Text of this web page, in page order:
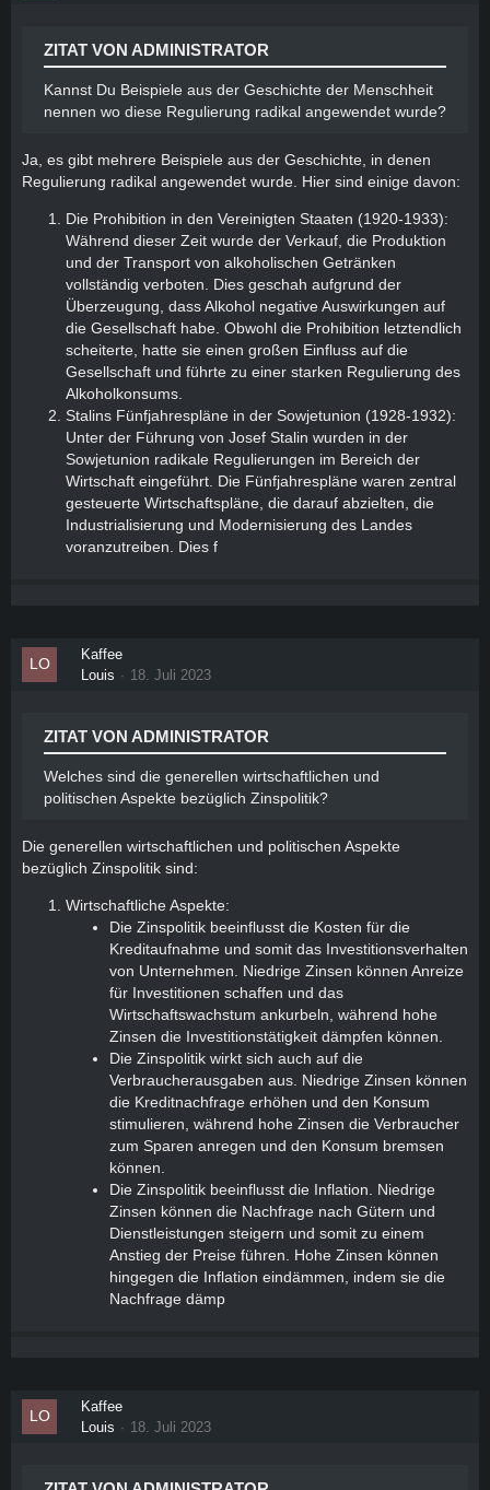
ZITAT VON ADMINISTRATOR
Kannst Du Beispiele aus der Geschichte der Menschheit
nennen wo diese Regulierung radikal angewendet wurde?
Ja, es gibt mehrere Beispiele aus der Geschichte, in denen
Regulierung radikal angewendet wurde. Hier sind einige davon:
Die Prohibition in den Vereinigten Staaten (1920-1933):
Während dieser Zeit wurde der Verkauf, die Produktion
und der Transport von alkoholischen Getränken
vollständig verboten. Dies geschah aufgrund der
Überzeugung, dass Alkohol negative Auswirkungen auf
die Gesellschaft habe. Obwohl die Prohibition letztendlich
scheiterte, hatte sie einen großen Einfluss auf die
Gesellschaft und führte zu einer starken Regulierung des
Alkoholkonsums.
Stalins Fünfjahrespläne in der Sowjetunion (1928-1932):
Unter der Führung von Josef Stalin wurden in der
Sowjetunion radikale Regulierungen im Bereich der
Wirtschaft eingeführt. Die Fünfjahrespläne waren zentral
gesteuerte Wirtschaftspläne, die darauf abzielten, die
Industrialisierung und Modernisierung des Landes
voranzutreiben. Dies f
Kaffee
Louis
18. Juli 2023
ZITAT VON ADMINISTRATOR
Welches sind die generellen wirtschaftlichen und
politischen Aspekte bezüglich Zinspolitik?
Die generellen wirtschaftlichen und politischen Aspekte
bezüglich Zinspolitik sind:
Wirtschaftliche Aspekte:
Die Zinspolitik beeinflusst die Kosten für die
Kreditaufnahme und somit das Investitionsverhalten
von Unternehmen. Niedrige Zinsen können Anreize
für Investitionen schaffen und das
Wirtschaftswachstum ankurbeln, während hohe
Zinsen die Investitionstätigkeit dämpfen können.
Die Zinspolitik wirkt sich auch auf die
Verbraucherausgaben aus. Niedrige Zinsen können
die Kreditnachfrage erhöhen und den Konsum
stimulieren, während hohe Zinsen die Verbraucher
zum Sparen anregen und den Konsum bremsen
können.
Die Zinspolitik beeinflusst die Inflation. Niedrige
Zinsen können die Nachfrage nach Gütern und
Dienstleistungen steigern und somit zu einem
Anstieg der Preise führen. Hohe Zinsen können
hingegen die Inflation eindämmen, indem sie die
Nachfrage dämp
Kaffee
Louis
18. Juli 2023